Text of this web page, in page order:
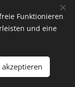
Tel. 044 545 11 33
Funktionieren
und eine
akzeptieren